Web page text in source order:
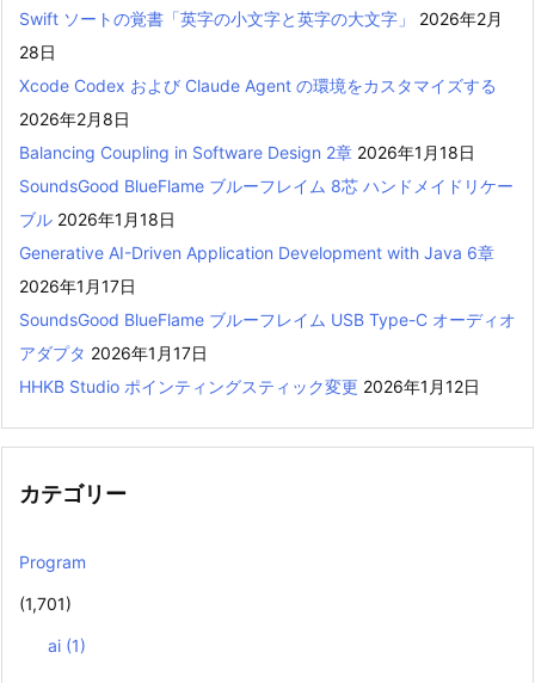
Swift ソートの覚書「英字の小文字と英字の大文字」
2026年2月
28日
Xcode Codex および Claude Agent の環境をカスタマイズする
2026年2月8日
Balancing Coupling in Software Design 2章 2026年1月18日
SoundsGood BlueFlame ブルーフレイム 8芯 ハンドメイドリケー
ブル 2026年1月18日
Generative AI-Driven Application Development with Java 6章
2026年1月17日
SoundsGood BlueFlame ブルーフレイム USB Type-C オーディオ
アダプタ 2026年1月17日
HHKB Studio ポインティングスティック変更 2026年1月12日
カテゴリー
Program
(1,701)
ai (1)